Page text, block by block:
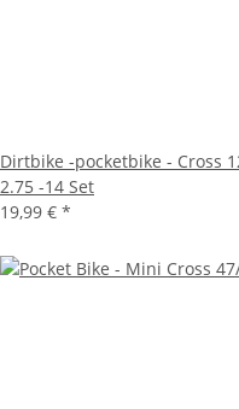
Dirtbike -pocketbike - Cross
2.75 -14 Set
19,99 € *